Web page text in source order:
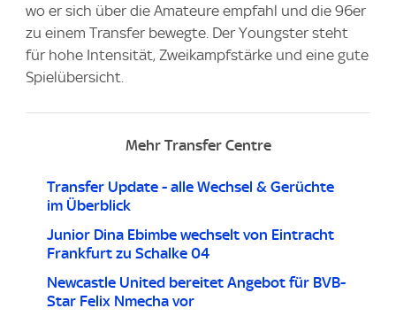
wo er sich über die Amateure empfahl und die 96er
zu einem Transfer bewegte. Der Youngster steht
für hohe Intensität, Zweikampfstärke und eine gute
Spielübersicht.
Mehr Transfer Centre
Transfer Update - alle Wechsel & Gerüchte
im Überblick
Junior Dina Ebimbe wechselt von Eintracht
Frankfurt zu Schalke 04
Newcastle United bereitet Angebot für BVB-
Star Felix Nmecha vor